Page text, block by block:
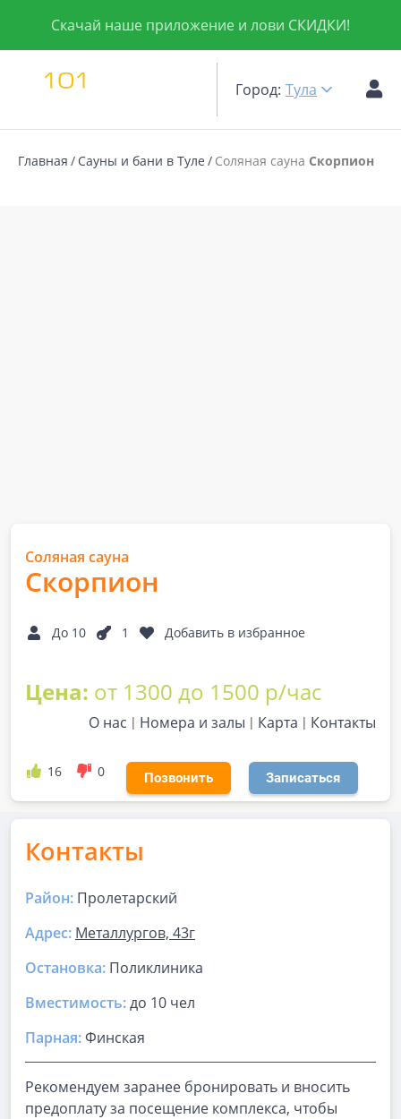
Скачай наше приложение и лови СКИДКИ!
Город: Тула
Главная Сауны и бани в Туле Соляная сауна Скорпион
Соляная сауна
Скорпион
До 10 1 Добавить в избранное
Цена: от 1300 до 1500 р/час
О нас Номера и залы Карта Контакты
16 0 Позвонить Записаться
Контакты
Район: Пролетарский
Адрес: Металлургов, 43г
Остановка: Поликлиника
Вместимость:до 10 чел
Парная:Финская
Рекомендуем заранее бронировать и вносить
предоплату за посещение комплекса, чтобы